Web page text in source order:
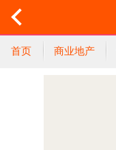
首页 商业地产